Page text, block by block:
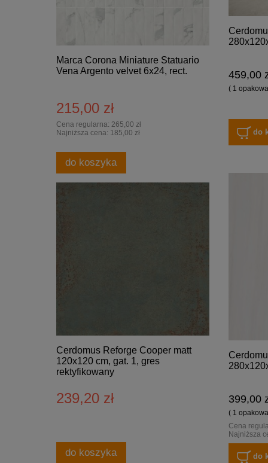
Marca Corona Miniature Statuario
Vena Argento velvet 6x24, rect.
215,00 zł
Cena regularna: 265,00 zł
Najniższa cena: 185,00 zł
do koszyka
Cerdomus Reforge Cooper matt
120x120 cm, gat. 1, gres
rektyfikowany
239,20 zł
do koszyka
459,00
( 1
do
399,00
( 1
Cena
Najniższa
do